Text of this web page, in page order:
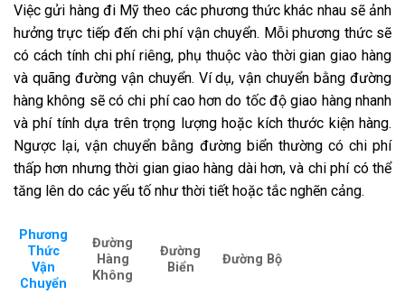
Việc gửi hàng đi Mỹ theo các phương thức khác nhau sẽ ảnh
hưởng trực tiếp đến chi phí vận chuyển. Mỗi phương thức sẽ
có cách tính chi phí riêng, phụ thuộc vào thời gian giao hàng
và quãng đường vận chuyển. Ví dụ, vận chuyển bằng đường
hàng không sẽ có chi phí cao hơn do tốc độ giao hàng nhanh
và phí tính dựa trên trọng lượng hoặc kích thước kiện hàng.
Ngược lại, vận chuyển bằng đường biển thường có chi phí
thấp hơn nhưng thời gian giao hàng dài hơn, và chi phí có thể
tăng lên do các yếu tố như thời tiết hoặc tắc nghẽn cảng.
Phương
Thức
Vận
Chuyển
Đường
Hàng
Không
Đường
Biển
Đường Bộ